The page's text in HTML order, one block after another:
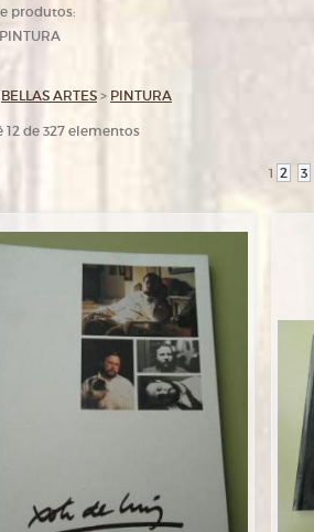
produtos:
BELLAS ARTES > PINTURA
12 de 327 elementos
1 2 3